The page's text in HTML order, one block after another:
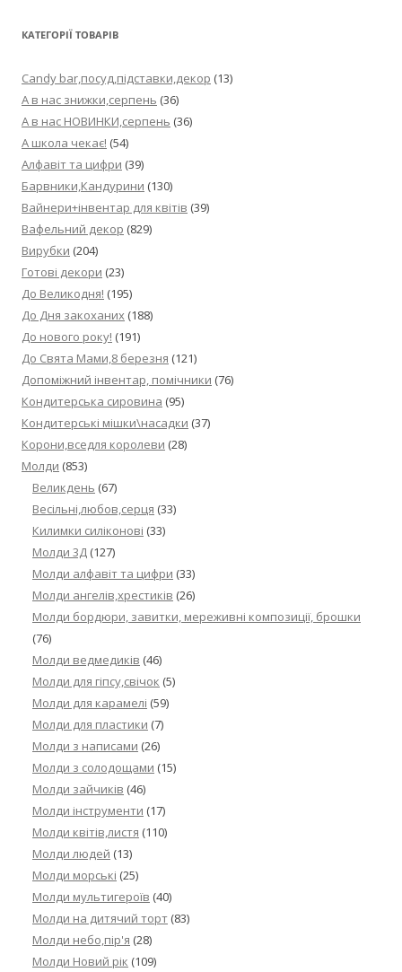
КАТЕГОРІЇ ТОВАРІВ
Candy bar,посуд,підставки,декор (13)
А в нас знижки,серпень (36)
А в нас НОВИНКИ,серпень (36)
А школа чекає! (54)
Алфавіт та цифри (39)
Барвники,Кандурини (130)
Вайнери+інвентар для квітів (39)
Вафельний декор (829)
Вирубки (204)
Готові декори (23)
До Великодня! (195)
До Дня закоханих (188)
До нового року! (191)
До Свята Мами,8 березня (121)
Допоміжний інвентар, помічники (76)
Кондитерська сировина (95)
Кондитерські мішки\насадки (37)
Корони,вседля королеви (28)
Молди (853)
Великдень (67)
Весільні,любов,серця (33)
Килимки силіконові (33)
Молди 3Д (127)
Молди алфавіт та цифри (33)
Молди ангелів,хрестиків (26)
Молди бордюри, завитки, мереживні композиції, брошки
(76)
Молди ведмедиків (46)
Молди для гіпсу,свічок (5)
Молди для карамелі (59)
Молди для пластики (7)
Молди з написами (26)
Молди з солодощами (15)
Молди зайчиків (46)
Молди інструменти (17)
Молди квітів,листя (110)
Молди людей (13)
Молди морські (25)
Молди мультигероїв (40)
Молди на дитячий торт (83)
Молди небо,пір'я (28)
Молди Новий рік (109)